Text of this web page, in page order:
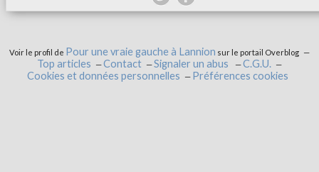
Voir le profil de Pour une vraie gauche à Lannion sur le portail Overblog
Top articles Contact Signaler un abus
C.G.U.
Cookies et données personnelles
Préférences cookies